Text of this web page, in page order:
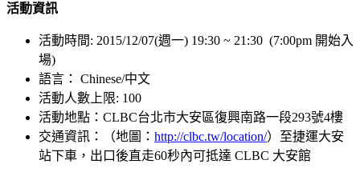
活動資訊
活動時間: 2015/12/07(週一) 19:30 ~ 21:30 (7:00pm 開始入
場)
語言： Chinese/中文
活動人數上限: 100
活動地點：CLBC台北市大安區復興南路一段293號4樓
交通資訊：（地圖： http://clbc.tw/location/）至捷運大安
站下車，出口後直走60秒內可抵達 CLBC 大安館